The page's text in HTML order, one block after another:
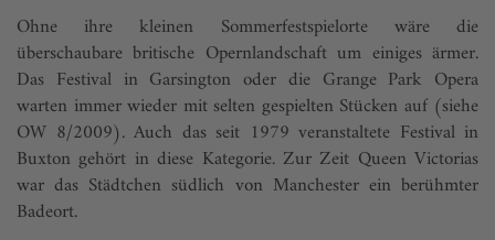
Ohne ihre kleinen Sommerfestspielorte wäre die
überschaubare britische Opernlandschaft um einiges ärmer.
Das Festival in Garsington oder die Grange Park Opera
warten immer wieder mit selten gespielten Stücken auf (siehe
OW 8/2009). Auch das seit 1979 veranstaltete Festival in
Buxton gehört in diese Kategorie. Zur Zeit Queen Victorias
war das Städtchen südlich von Manchester ein berühmter
Badeort.